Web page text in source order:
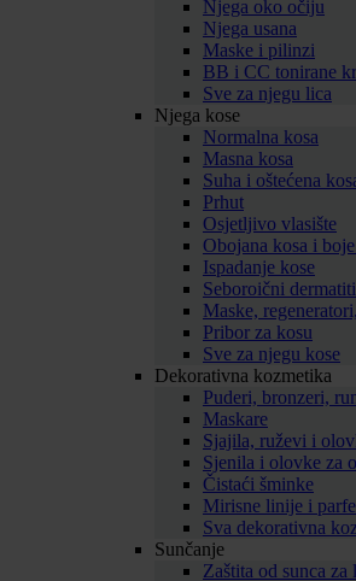
Njega oko očiju
Njega usana
Maske i pilinzi
BB i CC tonirane
Sve za njegu lica
Njega kose
Normalna kosa
Masna kosa
Suha i oštećena
Prhut
Osjetljivo vlasište
Obojana kosa i
Ispadanje kose
Seboroični
Maske,
Pribor za kosu
Sve za njegu kose
Dekorativna kozmetika
Puderi, bronzeri,
Maskare
Sjajila, ruževi i
Sjenila i olovke za
Čistaći šminke
Mirisne linije i
Sva dekorativna
Sunčanje
Zaštita od sunca za